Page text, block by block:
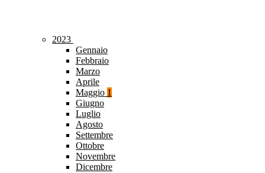
2023
Gennaio
Febbraio
Marzo
Aprile
Maggio 1
Giugno
Luglio
Agosto
Settembre
Ottobre
Novembre
Dicembre